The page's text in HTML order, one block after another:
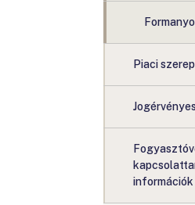
Piaci
információk